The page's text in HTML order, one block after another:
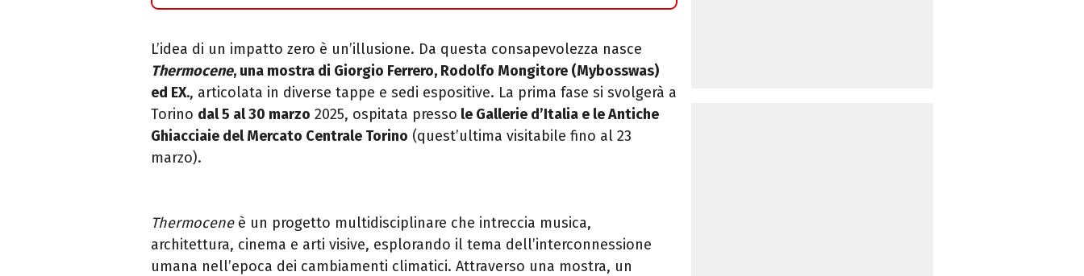
L’idea di un impatto zero è un’illusione. Da questa consapevolezza nasce
Thermocene, una mostra di Giorgio Ferrero, Rodolfo Mongitore (Mybosswas)
ed EX., articolata in diverse tappe e sedi espositive. La prima fase si svolgerà a
Torino dal 5 al 30 marzo 2025, ospitata presso le Gallerie d’Italia e le Antiche
Ghiacciaie del Mercato Centrale Torino (quest’ultima visitabile fino al 23
marzo).
Thermoceneè un progetto multidisciplinare che intreccia musica,
architettura, cinema e arti visive, esplorando il tema dell’interconnessione
umana nell’epoca dei cambiamenti climatici. Attraverso una mostra, un